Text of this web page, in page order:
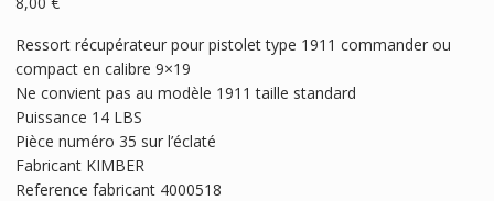
Ressort récupérateur pour pistolet type 1911 commander ou
compact en calibre 9×19
Ne convient pas au modèle 1911 taille standard
Puissance 14 LBS
Pièce numéro 35 sur l’éclaté
Fabricant KIMBER
Reference fabricant 4000518